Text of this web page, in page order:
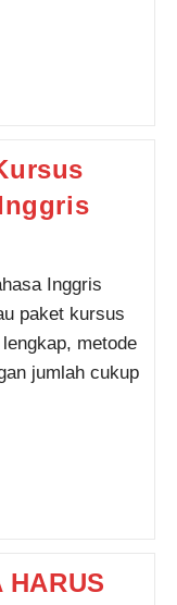
Inggris
paket kursus
metode
jumlah cukup
HARUS